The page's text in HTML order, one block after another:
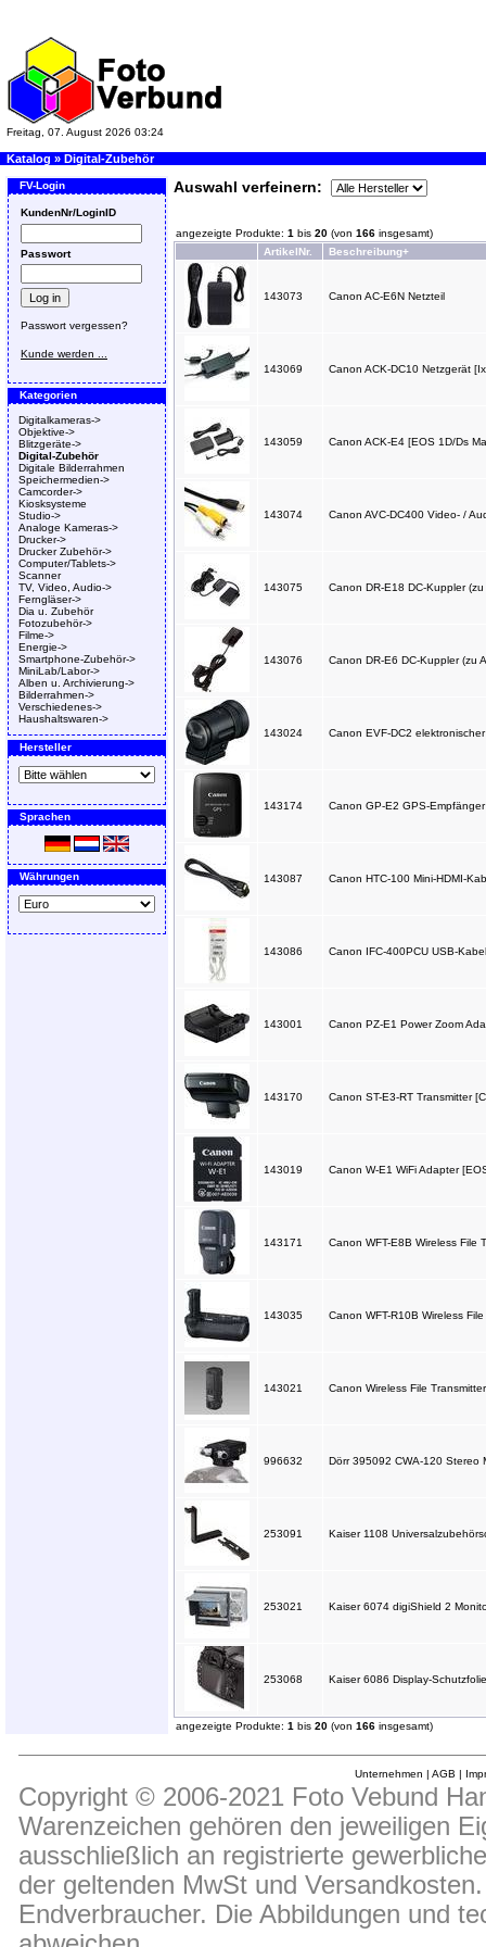
Freitag, 07. August 2026 03:24
Katalog » Digital-Zubehör
FV-Login
KundenNr/LoginID
Passwort
Passwort vergessen?
Kunde werden ...
Kategorien
Digitalkameras->
Objektive->
Blitzgeräte->
Digital-Zubehör
Digitale Bilderrahmen
Speichermedien->
Camcorder->
Kiosksysteme
Studio->
Analoge Kameras->
Drucker->
Drucker Zubehör->
Computer/Tablets->
Scanner
TV, Video, Audio->
Ferngläser->
Dia u. Zubehör
Fotozubehör->
Filme->
Energie->
Smartphone-Zubehör->
MiniLab/Labor->
Alben u. Archivierung->
Bilderrahmen->
Verschiedenes->
Haushaltswaren->
Hersteller
Sprachen
Währungen
Auswahl verfeinern:
angezeigte Produkte: 1 bis 20 (von 166 insgesamt)
ArtikelNr.
Beschreibung+
143073 Canon AC-E6N Netzteil
143069 Canon ACK-DC10 Netzgerät
143059 Canon ACK-E4 [EOS 1D/Ds
143074 Canon AVC-DC400 Video- /
143075 Canon DR-E18 DC-Kuppler
143076 Canon DR-E6 DC-Kuppler (zu
143024 Canon EVF-DC2
143174 Canon GP-E2 GPS-
143087 Canon HTC-100 Mini-HDMI-
143086 Canon IFC-400PCU USB-
143001 Canon PZ-E1 Power Zoom
143170 Canon ST-E3-RT Transmitter
143019 Canon W-E1 WiFi Adapter
143171 Canon WFT-E8B Wireless File
143035 Canon WFT-R10B Wireless
143021 Canon Wireless File
996632 Dörr 395092 CWA-120 Stereo
253091 Kaiser 1108
253021 Kaiser 6074 digiShield 2
253068 Kaiser 6086 Display-
angezeigte Produkte: 1 bis 20 (von 166 insgesamt)
Unternehmen | AGB |
Copyright © 2006-2021 Foto Vebund
Warenzeichen gehören den jeweiligen
ausschließlich an registrierte
der geltenden MwSt und
Endverbraucher. Die Abbildungen und